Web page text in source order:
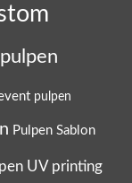
pulpen
pulpen
Pulpen Sablon
UV printing